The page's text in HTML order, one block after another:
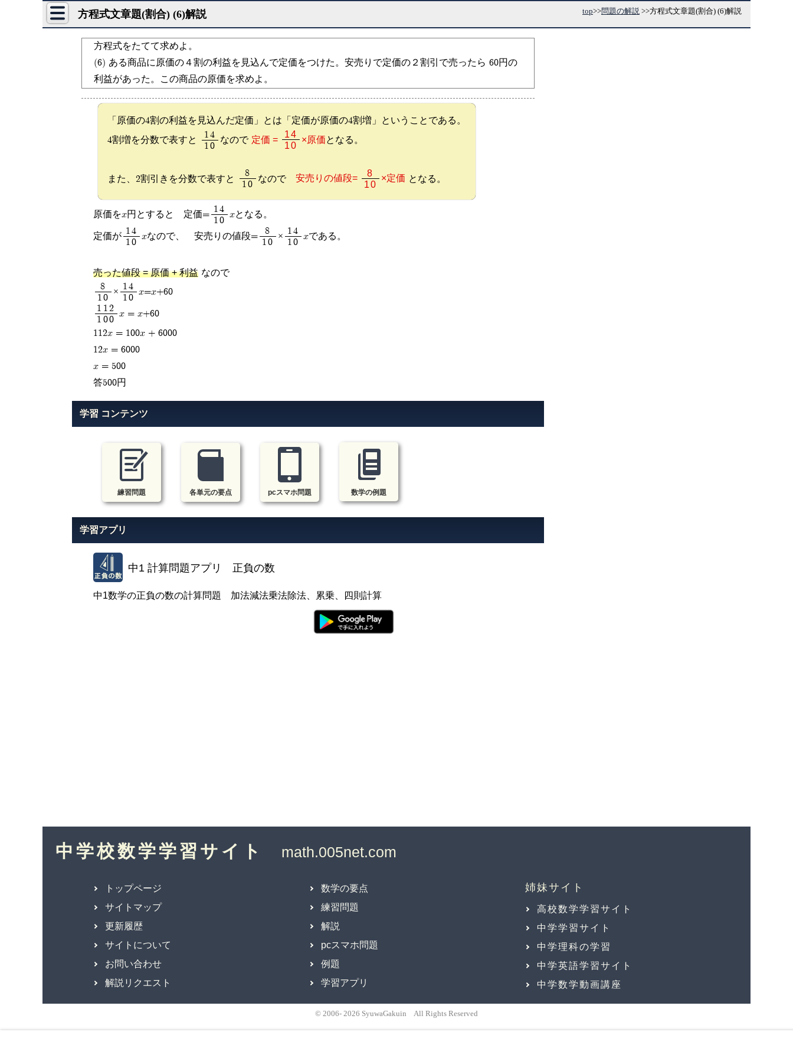
方程式文章題(割合) (6)解説 top>>問題の解説 >>方程式文章題(割合) (6)解説
方程式をたてて求めよ。
(6) ある商品に原価の４割の利益を見込んで定価をつけた。安売りで定価の２割引で売ったら 60円の
利益があった。この商品の原価を求めよ。
「原価の4割の利益を見込んだ定価」とは「定価が原価の4割増」ということである。
4割増を分数で表すと
14
10
なので 定価 =
14
10
×原価 となる。
また、2割引きを分数で表すと
8
10
なので 安売りの値段=
8
10
×定価 となる。
原価をx円とすると 定価=
14
10
xとなる。
定価が
14
10
xなので、 安売りの値段=
8
10
×
14
10
xである。
売った値段 = 原価 + 利益 なので
8
10
×
14
10
x=x+60
112
100
x = x+60
112x = 100x + 6000
12x = 6000
x = 500
答500円
学習 コンテンツ
練習問題 各単元の要点 pcスマホ問題 数学の例題
学習アプリ
中1 計算問題アプリ 正負の数
中1数学の正負の数の計算問題 加法減法乗法除法、累乗、四則計算
中学校数学学習サイト
トップページ
サイトマップ
更新履歴
サイトについて
お問い合わせ
解説リクエスト
数学の要点
練習問題
解説
pcスマホ問題
例題
学習アプリ
高校数学学習サイト
中学学習サイト
中学理科の学習
中学英語学習サイト
中学数学動画講座
© 2006- 2026 SyuwaGakuin All Rights Reserved